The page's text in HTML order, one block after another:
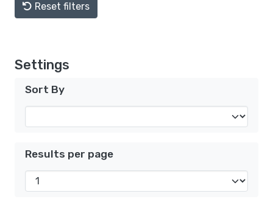
Reset filters
Settings
Sort By
Results per page